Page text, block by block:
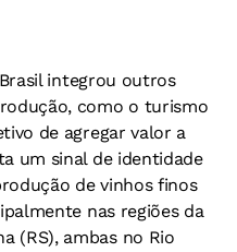
integrou outros
como o turismo
de agregar valor a
um sinal de identidade
de vinhos finos
nas regiões da
(RS), ambas no Rio